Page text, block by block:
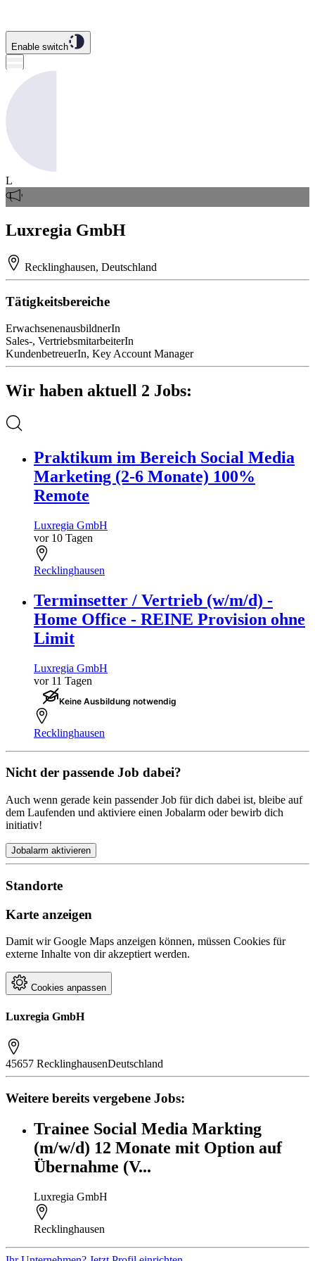
Enable switch
L
Luxregia GmbH
Recklinghausen, Deutschland
Tätigkeitsbereiche
ErwachsenenausbildnerIn
Sales-, VertriebsmitarbeiterIn
KundenbetreuerIn, Key Account Manager
Wir haben aktuell 2 Jobs:
Praktikum im Bereich Social Media
Marketing (2-6 Monate) 100%
Remote
Luxregia GmbH
vor 10 Tagen
Recklinghausen
Terminsetter / Vertrieb (w/m/d) -
Home Office - REINE Provision ohne
Limit
Luxregia GmbH
vor 11 Tagen
Keine Ausbildung notwendig
Recklinghausen
Nicht der passende Job dabei?
Auch wenn gerade kein passender Job für dich dabei ist, bleibe auf
dem Laufenden und aktiviere einen Jobalarm oder bewirb dich
initiativ!
Jobalarm aktivieren
Standorte
Karte anzeigen
Damit wir Google Maps anzeigen können, müssen Cookies für
externe Inhalte von dir akzeptiert werden.
Cookies anpassen
Luxregia GmbH
45657 RecklinghausenDeutschland
Weitere bereits vergebene Jobs:
Trainee Social Media Markting
(m/w/d) 12 Monate mit Option auf
Übernahme (V...
Luxregia GmbH
Recklinghausen